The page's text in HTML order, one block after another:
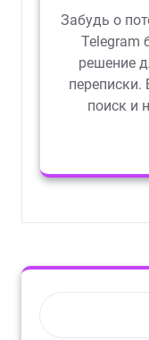
Забудь о
Telegram
решение
переписки.
поиск и